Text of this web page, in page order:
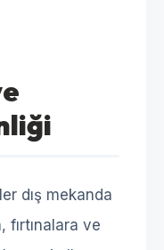
dış mekanda
fırtınalara ve